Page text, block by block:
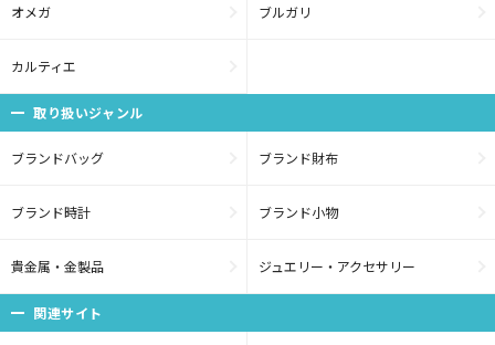
オメガ ブルガリ
カルティエ
取り扱いジャンル
ブランドバッグ ブランド財布
ブランド時計 ブランド小物
貴金属・金製品 ジュエリー・アクセサリー
関連サイト